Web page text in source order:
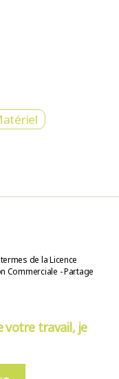
de la Licence
Commerciale - Partage
votre travail, je